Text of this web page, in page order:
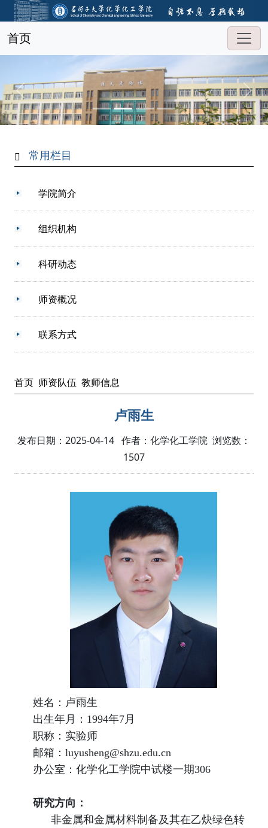
首页
常用栏目
学院简介
组织机构
科研动态
师资概况
联系方式
首页 师资队伍 教师信息
卢雨生
发布日期：2025-04-14 作者：化学化工学院 浏览数：
1507
姓名：卢雨生
出生年月： 1994年7 月
职称：实验师
邮箱： luyusheng@shzu.edu.cn
办公室：化学化工学院中试楼一期306
研究方向：
非金属和金属材料制备及其在乙炔绿色转